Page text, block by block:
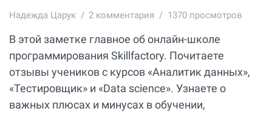
Надежда Царук 2 комментария 1370 просмотров
В этой заметке главное об онлайн-школе
программирования Skillfactory. Почитаете
отзывы учеников с курсов «Аналитик данных»,
«Тестировщик» и «Data science». Узнаете о
важных плюсах и минусах в обучении,